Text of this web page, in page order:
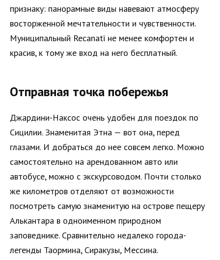
признаку: панорамные виды навевают атмосферу
восторженной мечтательности и чувственности.
Муниципальный Recanati не менее комфортен и
красив, к тому же вход на него бесплатный.
Отправная точка побережья
Джардини-Наксос очень удобен для поездок по
Сицилии. Знаменитая Этна — вот она, перед
глазами. И добраться до нее совсем легко. Можно
самостоятельно на арендованном авто или
автобусе, можно с экскурсоводом. Почти столько
же километров отделяют от возможности
посмотреть самую знаменитую на острове пещеру
Алькантара в одноименном природном
заповеднике. Сравнительно недалеко города-
легенды Таормина, Сиракузы, Мессина.